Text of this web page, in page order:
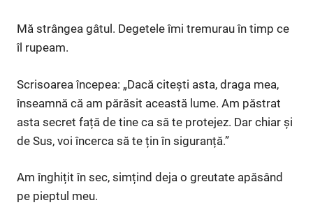
Mă strângea gâtul. Degetele îmi tremurau în timp ce
îl rupeam.
Scrisoarea începea: „Dacă citești asta, draga mea,
înseamnă că am părăsit această lume. Am păstrat
asta secret față de tine ca să te protejez. Dar chiar și
de Sus, voi încerca să te țin în siguranță.”
Am înghițit în sec, simțind deja o greutate apăsând
pe pieptul meu.